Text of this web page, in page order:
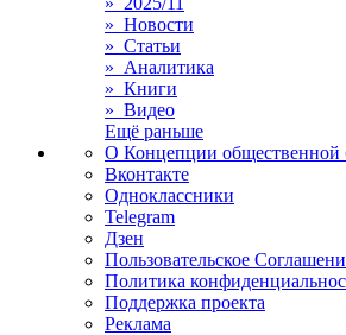
» Новости
» Статьи
» Аналитика
» Книги
» Видео
Ещё раньше
О Концепции общественной
Вконтакте
Одноклассники
Telegram
Дзен
Пользовательское
Политика
Поддержка проекта
Реклама